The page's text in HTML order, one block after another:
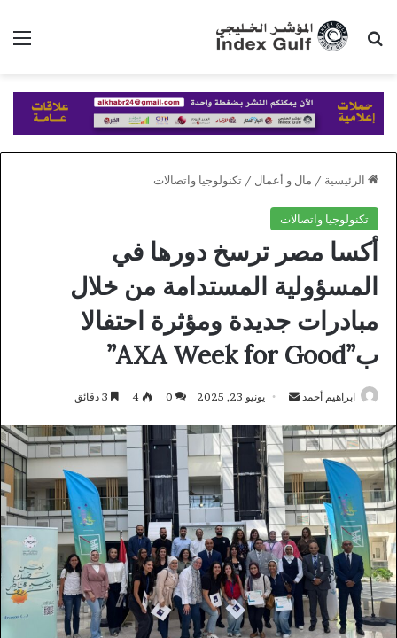
بحث عن
الرئيسية / مال و أعمال / تكنولوجيا واتصالات
تكنولوجيا واتصالات
أكسا مصر ترسخ دورها في
المسؤولية المستدامة من خلال
مبادرات جديدة ومؤثرة احتفالا
ب”AXA Week for Good”
ابراهيم أحمد
أرسل
إلكترونيا
يونيو 23, 2025 0
4